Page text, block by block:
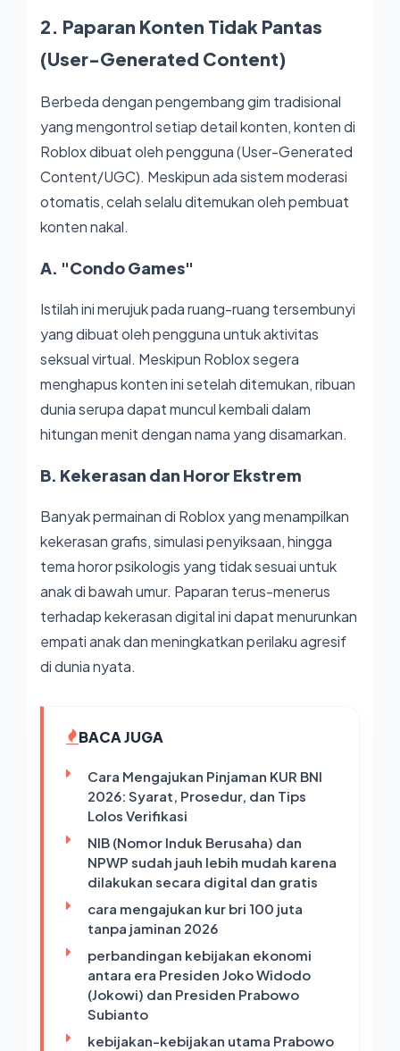
2. Paparan Konten Tidak Pantas
(User-Generated Content)
Berbeda dengan pengembang gim tradisional
yang mengontrol setiap detail konten, konten di
Roblox dibuat oleh pengguna (User-Generated
Content/UGC). Meskipun ada sistem moderasi
otomatis, celah selalu ditemukan oleh pembuat
konten nakal.
A. "Condo Games"
Istilah ini merujuk pada ruang-ruang tersembunyi
yang dibuat oleh pengguna untuk aktivitas
seksual virtual. Meskipun Roblox segera
menghapus konten ini setelah ditemukan, ribuan
dunia serupa dapat muncul kembali dalam
hitungan menit dengan nama yang disamarkan.
B. Kekerasan dan Horor Ekstrem
Banyak permainan di Roblox yang menampilkan
kekerasan grafis, simulasi penyiksaan, hingga
tema horor psikologis yang tidak sesuai untuk
anak di bawah umur. Paparan terus-menerus
terhadap kekerasan digital ini dapat menurunkan
empati anak dan meningkatkan perilaku agresif
di dunia nyata.
BACA JUGA
Cara Mengajukan Pinjaman KUR BNI
2026: Syarat, Prosedur, dan Tips
Lolos Verifikasi
NIB (Nomor Induk Berusaha) dan
NPWP sudah jauh lebih mudah karena
dilakukan secara digital dan gratis
cara mengajukan kur bri 100 juta
tanpa jaminan 2026
perbandingan kebijakan ekonomi
antara era Presiden Joko Widodo
(Jokowi) dan Presiden Prabowo
Subianto
kebijakan-kebijakan utama Prabowo